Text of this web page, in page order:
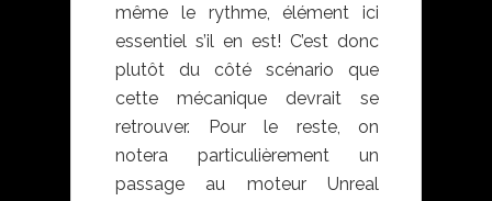
même le rythme, élément ici
essentiel s’il en est! C’est donc
plutôt du côté scénario que
cette mécanique devrait se
retrouver. Pour le reste, on
notera particulièrement un
passage au moteur Unreal